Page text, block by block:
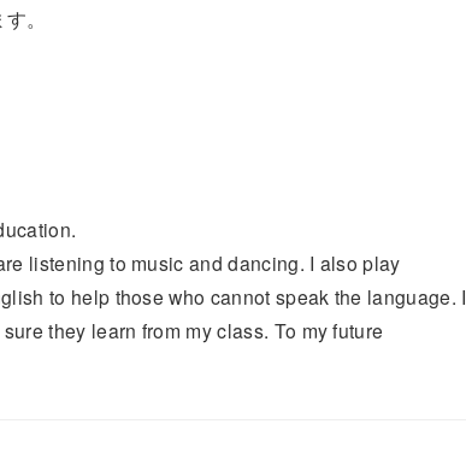
。
listening to music and dancing. I also play
to help those who cannot speak the language. I
they learn from my class. To my future